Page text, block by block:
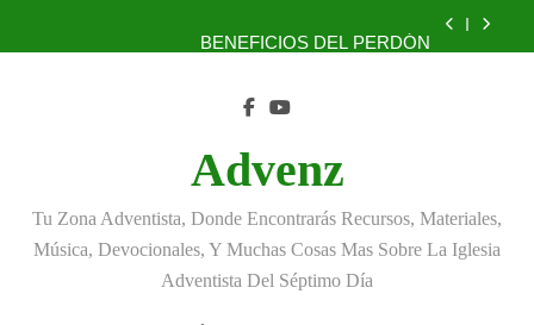
MONTES Y LLANURAS
EL REINO DE LOS CIELOS
Advenz
Tu Zona Adventista, Donde Encontrarás Recursos, Materiales,
Música, Devocionales, Y Muchas Cosas Mas Sobre La Iglesia
Adventista Del Séptimo Día